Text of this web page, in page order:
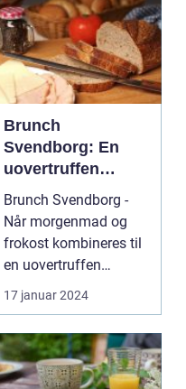
Brunch
Svendborg: En
uovertruffen
oplevelse for
eventyrrejsende
og backpackere
Brunch Svendborg -
Når morgenmad og
frokost kombineres til
en uovertruffen
smagsoplevelse
Introduk...
17 januar 2024